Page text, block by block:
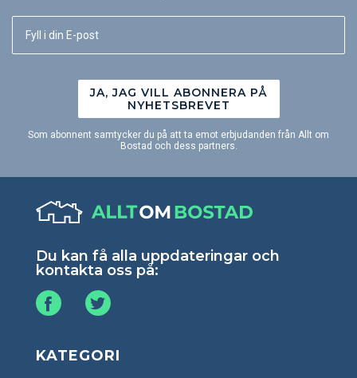
JA, JAG VILL ABONNERA PÅ
NYHETSBREVET
Som abonnent samtycker du på att ta emot erbjudanden från Allt om
Bostad och dess partners.
Du kan få alla uppdateringar och
kontakta oss på:
KATEGORI